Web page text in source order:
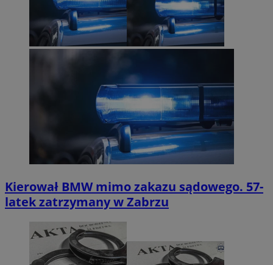
Kierował BMW mimo zakazu sądowego. 57-
latek zatrzymany w Zabrzu